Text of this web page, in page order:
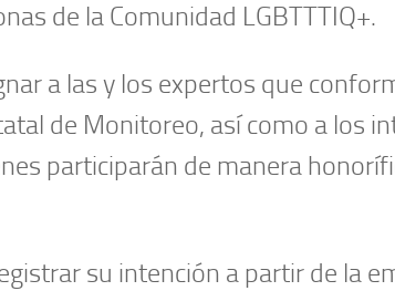
de la Comunidad LGBTTTIQ+.
a las y los expertos que
de Monitoreo, así como a los
participarán de manera
su intención a partir de la